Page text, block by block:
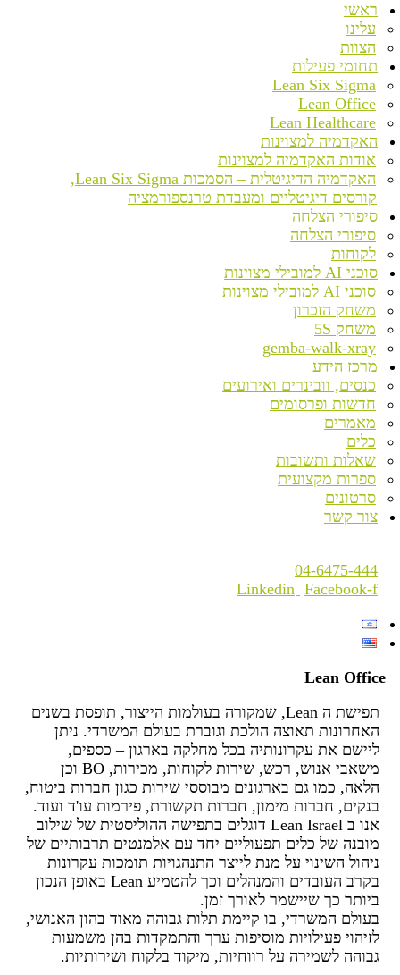
ראשי
עלינו
הצוות
תחומי פעילות
Lean Six Sigma
Lean Office
Lean Healthcare
האקדמיה למצוינות
אודות האקדמיה למצוינות
האקדמיה הדיגיטלית – הסמכות Lean Six Sigma,
קורסים דיגיטליים ומעבדת טרנספורמציה
סיפורי הצלחה
סיפורי הצלחה
לקוחות
סוכני AI למובילי מצוינות
סוכני AI למובילי מצוינות
משחק הזכרון
משחק 5S
gemba-walk-xray
מרכז הידע
כנסים, וובינרים ואירועים
חדשות ופרסומים
מאמרים
כלים
שאלות ותשובות
ספרות מקצועית
סרטונים
צור קשר
04-6475-444
Linkedin Facebook-f
Lean Office
תפישת ה Lean, שמקורה בעולמות הייצור, תופסת בשנים
האחרונות תאוצה הולכת וגוברת בעולם המשרדי. ניתן
ליישם את עקרונותיה בכל מחלקה בארגון – כספים,
משאבי אנוש, רכש, שירות לקוחות, מכירות, BO וכן
הלאה, כמו גם בארגונים מבוססי שירות כגון חברות ביטוח,
בנקים, חברות מימון, חברות תקשורת, פירמות עו'ד ועוד.
אנו ב Lean Israel דוגלים בתפישה ההוליסטית של שילוב
מובנה של כלים תפעוליים יחד עם אלמנטים תרבותיים של
ניהול השינוי על מנת לייצר התנהגויות תומכות עקרונות
בקרב העובדים והמנהלים וכך להטמיע Lean באופן הנכון
ביותר כך שיישמר לאורך זמן.
בעולם המשרדי, בו קיימת תלות גבוהה מאוד בהון האנושי,
לזיהוי פעילויות מוסיפות ערך והתמקדות בהן משמעות
גבוהה לשמירה על רווחיות, מיקוד בלקוח ושירותיות.